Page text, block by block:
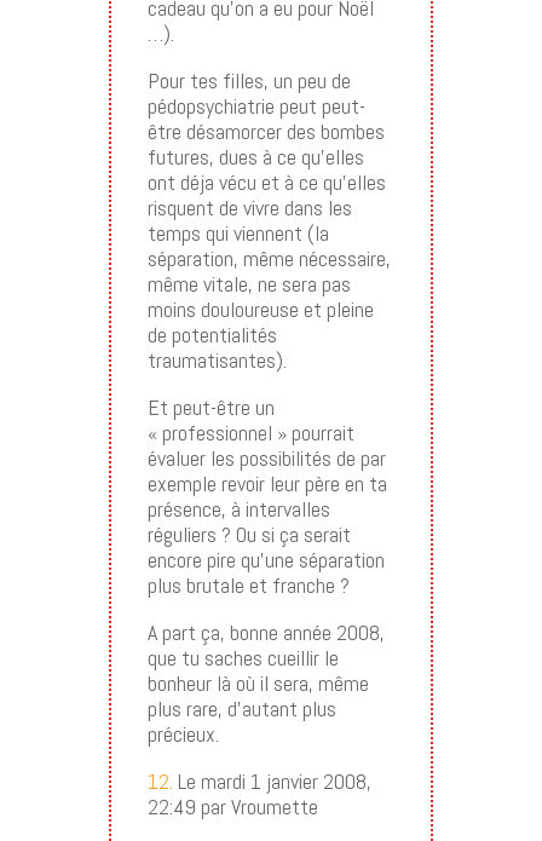
cadeau qu’on a eu pour Noël
…).
Pour tes filles, un peu de
pédopsychiatrie peut peut-
être désamorcer des bombes
futures, dues à ce qu’elles
ont déja vécu et à ce qu’elles
risquent de vivre dans les
temps qui viennent (la
séparation, même nécessaire,
même vitale, ne sera pas
moins douloureuse et pleine
de potentialités
traumatisantes).
Et peut-être un
« professionnel » pourrait
évaluer les possibilités de par
exemple revoir leur père en ta
présence, à intervalles
réguliers ? Ou si ça serait
encore pire qu’une séparation
plus brutale et franche ?
A part ça, bonne année 2008,
que tu saches cueillir le
bonheur là où il sera, même
plus rare, d’autant plus
précieux.
12. Le mardi 1 janvier 2008,
22:49 par Vroumette